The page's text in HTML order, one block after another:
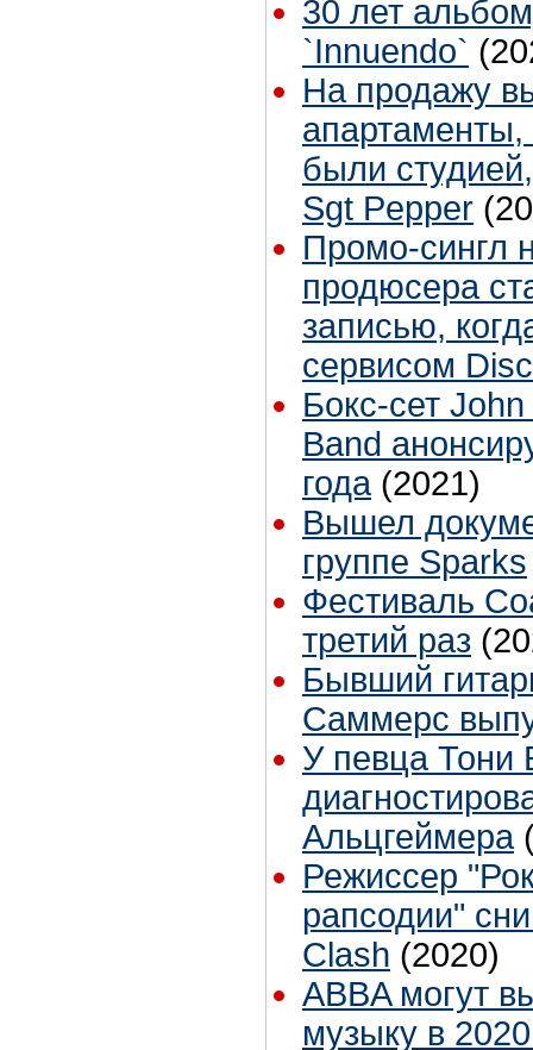
30 лет
`Innuendo`
На продажу
апартаменты,
были
Sgt Pepper
Промо-сингл
продюсера
записью,
сервисом
Бокс-сет
Band
года (2021)
Вышел
группе Sparks
Фестиваль
третий раз
Бывший
Саммерс
У певца Тони
Альцгеймера
Режиссер
рапсодии"
Clash (2020)
ABBA могут
музыку в